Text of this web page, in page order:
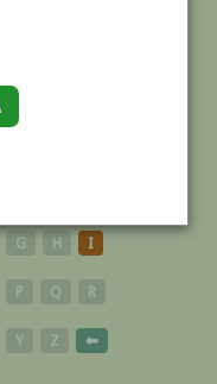
G H I
P Q R
Y Z ⬅